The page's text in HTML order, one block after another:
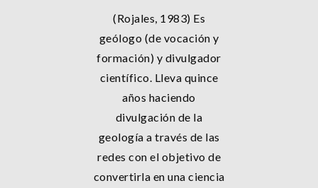
(Rojales, 1983) Es
geólogo (de vocación y
formación) y divulgador
científico. Lleva quince
años haciendo
divulgación de la
geología a través de las
redes con el objetivo de
convertirla en una ciencia